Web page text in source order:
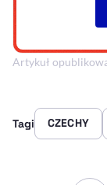
Artykuł
Tagi CZECHY